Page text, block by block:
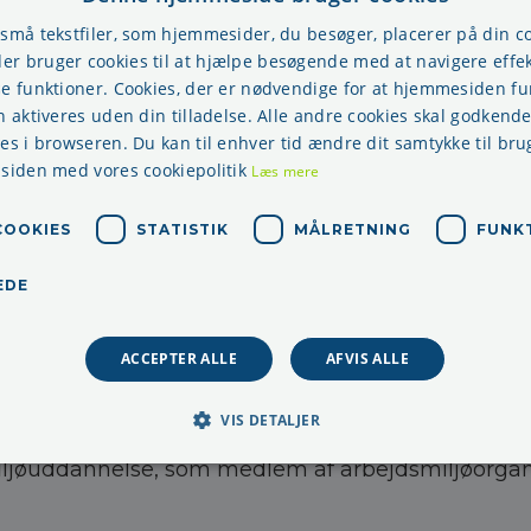
Mette Villemoes Ponty & Mindcamp v.Mads
4 personer - deltager den 5 person gratis.Vi
arbejdsmiljøuddannelse er lovpligtig
supplerende arbejdsmiljøkurser af 1½ - 2 dags
arbejdsmiljøuddannelse for medlemmer af
er for alle som arbejder med arbejdsmiljø - samt
kommunikations supplerende
om uddannelse for medlemmer af
som medlem af
tekstfiler, som hjemmesider, du besøger, placerer på din
bruger cookies til at hjælpe besøgende med at navigere
funktioner. Cookies, der er nødvendige for at hjemmesiden
aktiveres uden din tilladelse. Alle andre cookies skal
i browseren. Du kan til enhver tid ændre dit samtykke til
med vores cookiepolitik Læs mere
STATISTIK MÅLRETNING
ACCEPTER ALLE AFVIS ALLE
VIS DETALJER